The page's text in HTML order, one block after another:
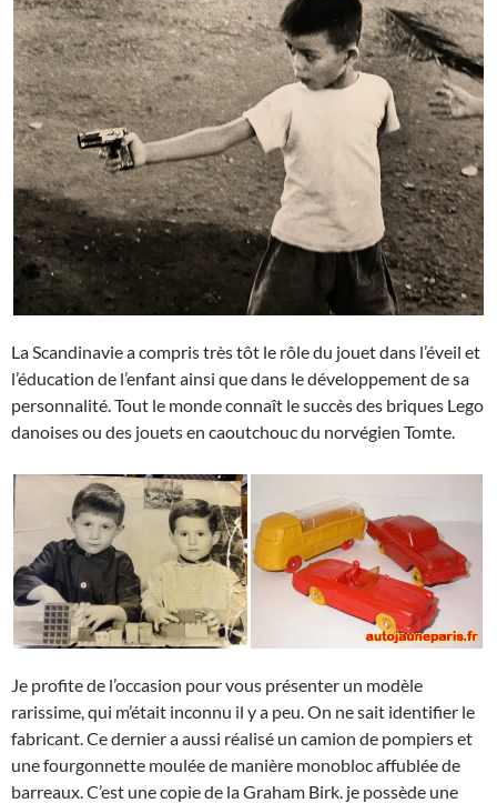
La Scandinavie a compris très tôt le rôle du jouet dans l’éveil et
l’éducation de l’enfant ainsi que dans le développement de sa
personnalité. Tout le monde connaît le succès des briques Lego
danoises ou des jouets en caoutchouc du norvégien Tomte.
Je profite de l’occasion pour vous présenter un modèle
rarissime, qui m’était inconnu il y a peu. On ne sait identifier le
fabricant. Ce dernier a aussi réalisé un camion de pompiers et
une fourgonnette moulée de manière monobloc affublée de
barreaux. C’est une copie de la Graham Birk. je possède une